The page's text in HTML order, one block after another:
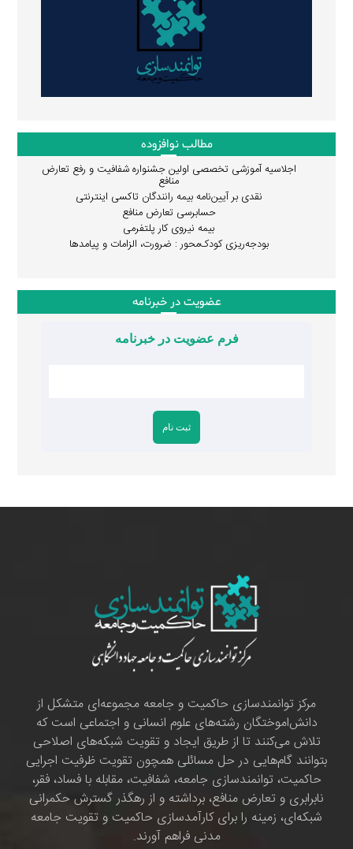
مطالب نوافزوده
اجلاسیه آموزشی تخصصی اولین جشنواره شفافیت و رفع تعارض
منافع
نقدی بر آیین‌نامه بیمه رانندگان تاکسی اینترنتی
حسابرسی تعارض منافع
بیمه نیروی کار پلتفرمی
بودجه‌ریزی کودک‌محور : ضرورت، الزامات و پیامدها
عضویت در خبرنامه
فرم عضویت در خبرنامه
مرکز توانمندسازی حاکمیت و جامعه مجموعه‌ای متشکل از
دانش‌اموختگان رشته‌های علوم انسانی و اجتماعی است که
تلاش می‌کنند تا از طریق ایجاد و تقویت شبکه‌های اصلاحی
بتوانند گام‌هایی در حل مسائلی همچون تقویت ظرفیت اجرایی
حاکمیت، توانمندسازی جامعه، شفافیت، مقابله با فساد، فقر،
نابرابری و تعارض منافع، برداشته و از رهگذر گسترش حکمرانی
شبکه‌ای، زمینه را برای کارآمدسازی حاکمیت و تقویت جامعه
مدنی فراهم آورند.